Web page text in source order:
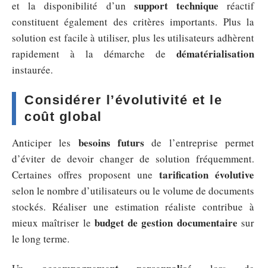
et la disponibilité d’un support technique réactif
constituent également des critères importants. Plus la
solution est facile à utiliser, plus les utilisateurs adhèrent
rapidement à la démarche de dématérialisation
instaurée.
Considérer l’évolutivité et le
coût global
Anticiper les besoins futurs de l’entreprise permet
d’éviter de devoir changer de solution fréquemment.
Certaines offres proposent une tarification évolutive
selon le nombre d’utilisateurs ou le volume de documents
stockés. Réaliser une estimation réaliste contribue à
mieux maîtriser le budget de gestion documentaire sur
le long terme.